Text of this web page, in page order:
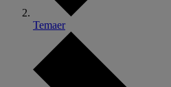
Temaer